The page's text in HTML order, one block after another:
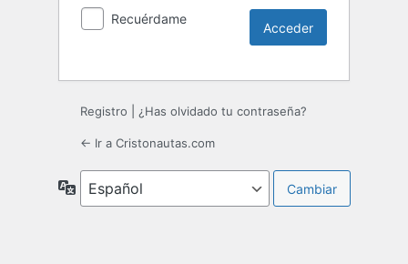
Recuérdame
Registro ¿Has olvidado tu contraseña?
← Ir a Cristonautas.com
Idioma